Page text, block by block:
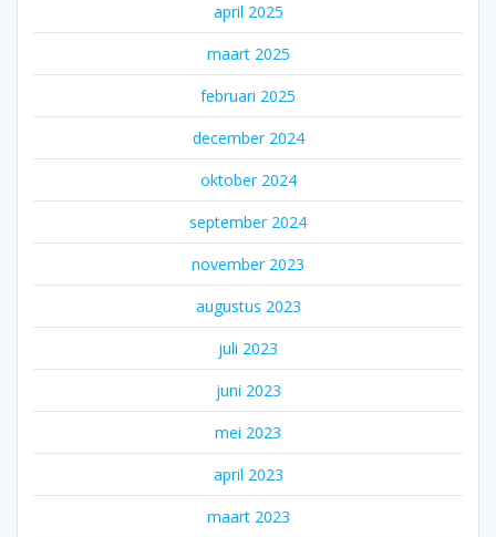
april 2025
maart 2025
februari 2025
december 2024
oktober 2024
september 2024
november 2023
augustus 2023
juli 2023
juni 2023
mei 2023
april 2023
maart 2023